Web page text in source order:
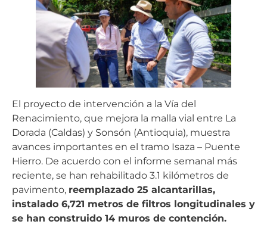
El proyecto de intervención a la Vía del
Renacimiento, que mejora la malla vial entre La
Dorada (Caldas) y Sonsón (Antioquia), muestra
avances importantes en el tramo Isaza – Puente
Hierro. De acuerdo con el informe semanal más
reciente, se han rehabilitado 3.1 kilómetros de
pavimento, reemplazado 25 alcantarillas,
instalado 6,721 metros de filtros longitudinales y
se han construido 14 muros de contención.